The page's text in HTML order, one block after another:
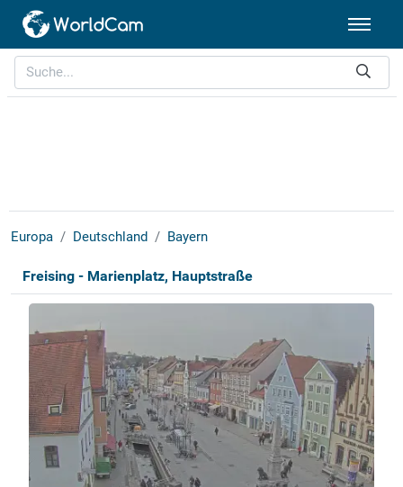
Europa Deutschland Bayern
Freising - Marienplatz, Hauptstraße